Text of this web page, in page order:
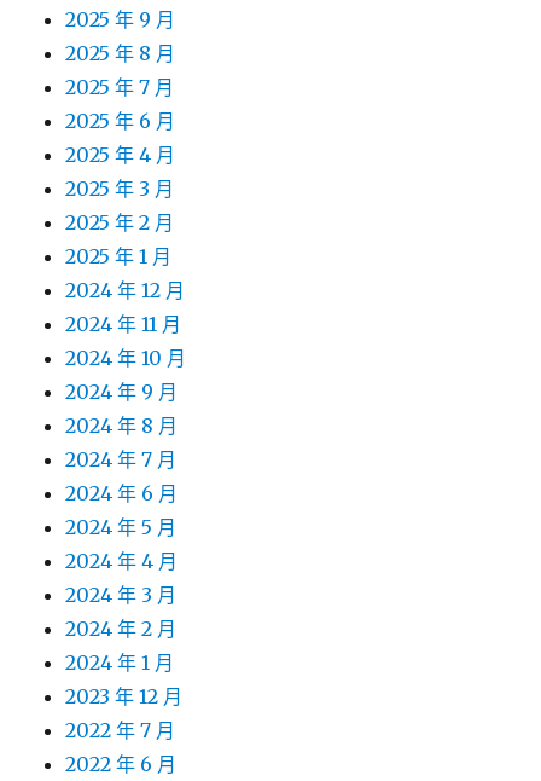
2025 年 9 月
2025 年 8 月
2025 年 7 月
2025 年 6 月
2025 年 4 月
2025 年 3 月
2025 年 2 月
2025 年 1 月
2024 年 12 月
2024 年 11 月
2024 年 10 月
2024 年 9 月
2024 年 8 月
2024 年 7 月
2024 年 6 月
2024 年 5 月
2024 年 4 月
2024 年 3 月
2024 年 2 月
2024 年 1 月
2023 年 12 月
2022 年 7 月
2022 年 6 月